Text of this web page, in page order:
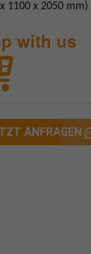
1100 x 2050 mm)
with us
ANFRAGEN